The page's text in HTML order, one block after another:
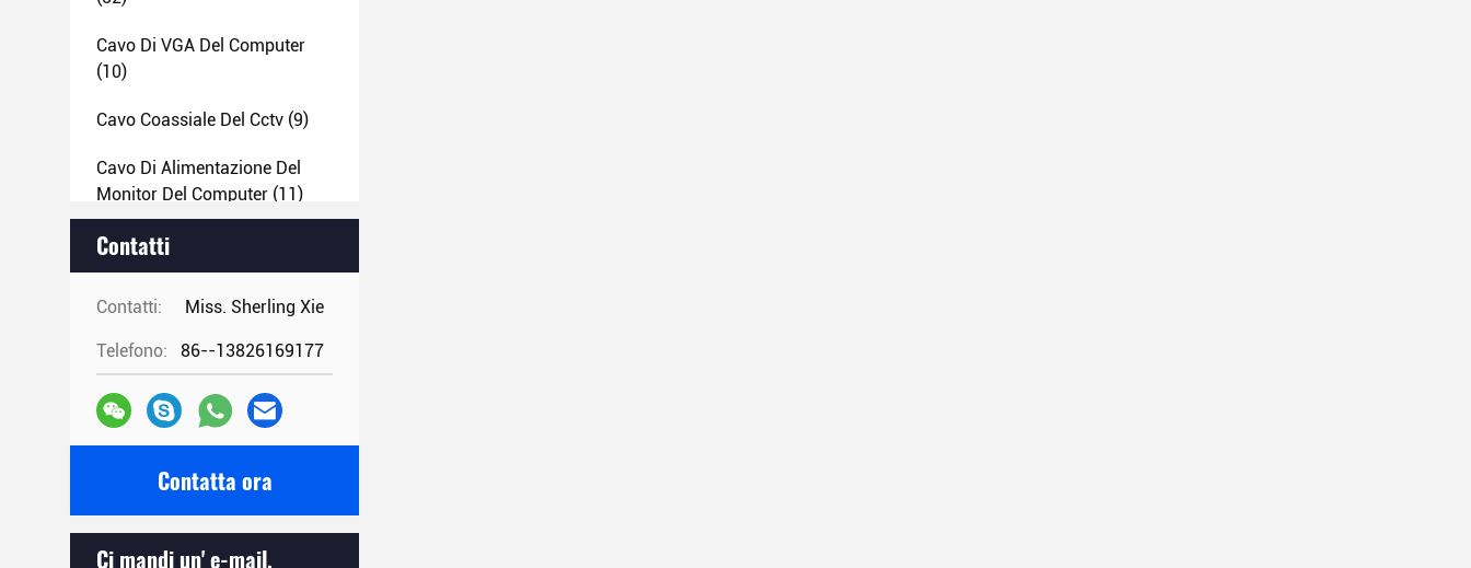
Cavo Di VGA Del Computer
(10)
Cavo Coassiale Del Cctv (9)
Cavo Di Alimentazione Del
Monitor Del Computer (11)
Cavo A Fibre Ottiche Di FTTH
(22)
Cavo Di Ethernet 10gbps(10)
Adattatore Di VGA HDMI DVI
Cavo Della Macchina
Fotografica Del CCTV(9)
Contatti
Contatti: Miss. Sherling Xie
Telefono: 86--13826169177
Contatta ora
Ci mandi un' e-mail.